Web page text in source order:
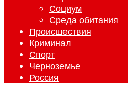
Социум
Среда обитания
Происшествия
Криминал
Спорт
Черноземье
Россия